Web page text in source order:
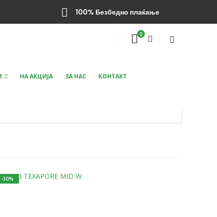
100% Безбедно плаќање
0
НА АКЦИЈА ЗА НАС КОНТАКТ
-30%
chosen on the product page